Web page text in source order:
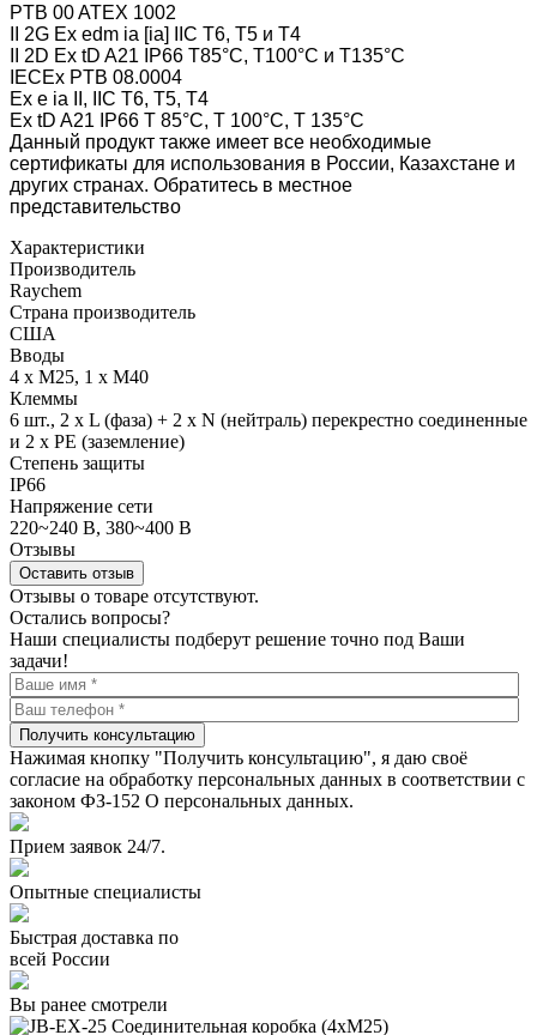
PTB 00 ATEX 1002
II 2G Ex edm ia [ia] IIC T6, T5 и T4
II 2D Ex tD A21 IP66 T85°C, T100°C и T135°C
IECEx PTB 08.0004
Ex e ia II, IIC T6, T5, T4
Ex tD A21 IP66 T 85°C, T 100°C, T 135°C
Данный продукт также имеет все необходимые
сертификаты для использования в России, Казахстане и
других странах. Обратитесь в местное
представительство
Характеристики
Производитель
Raychem
Страна производитель
США
Вводы
4 x M25, 1 x M40
Клеммы
6 шт., 2 x L (фаза) + 2 x N (нейтраль) перекрестно соединенные
и 2 x PE (заземление)
Степень защиты
IP66
Напряжение сети
220~240 В, 380~400 В
Отзывы
Оставить отзыв
Отзывы о товаре отсутствуют.
Остались вопросы?
Наши специалисты подберут решение точно под Ваши
задачи!
Получить консультацию
Нажимая кнопку "Получить консультацию", я даю своё
согласие на обработку персональных данных в соответствии с
законом ФЗ-152 О персональных данных.
Прием заявок 24/7.
Опытные специалисты
Быстрая доставка по
всей России
Вы ранее смотрели